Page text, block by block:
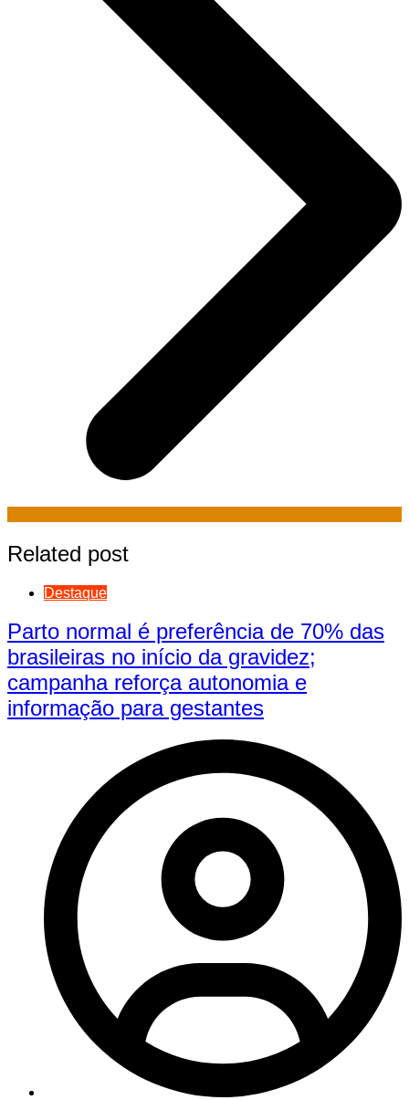
Related post
Destaque
Parto normal é preferência de 70% das
brasileiras no início da gravidez;
campanha reforça autonomia e
informação para gestantes